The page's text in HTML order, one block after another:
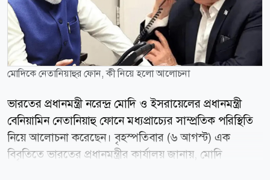
মোদিকে নেতানিয়াহুর ফোন, কী নিয়ে হলো আলোচনা
ভারতের প্রধানমন্ত্রী নরেন্দ্র মোদি ও ইসরায়েলের প্রধানমন্ত্রী
বেনিয়ামিন নেতানিয়াহু ফোনে মধ্যপ্রাচ্যের সাম্প্রতিক পরিস্থিতি
নিয়ে আলোচনা করেছেন। বৃহস্পতিবার (৬ আগস্ট) এক
বিবৃতিতে ভারতের প্রধানমন্ত্রীর কার্যালয় জানায়, মোদি